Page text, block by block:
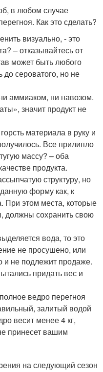
в любом случае
Как это сделать?
визуально, - это
– отказывайтесь от
может быть любого
до сероватого, но не
аммиаком, ни навозом.
значит продукт не
материала в руку и
Все прилипло
массу? – оба
продукта.
структуру, но
форму как, к
При этом места, которые
должны сохранить свою
вода, то это
не просушено, или
и не подлежит продаже.
придать вес и
ведро перегноя
залитый водой
весит менее 4 кг,
принесет вашим
на следующий сезон